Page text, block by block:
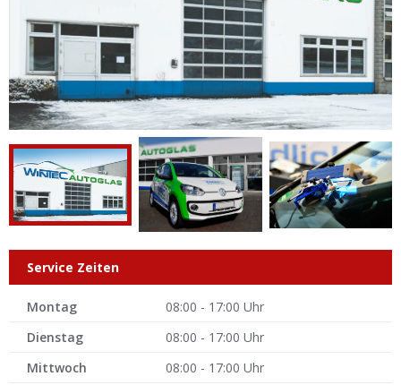
Service Zeiten
Montag
08:00 - 17:00 Uhr
Dienstag
08:00 - 17:00 Uhr
Mittwoch
08:00 - 17:00 Uhr